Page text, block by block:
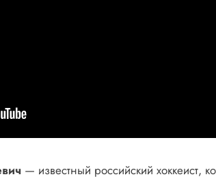
— известный российский хоккеист,